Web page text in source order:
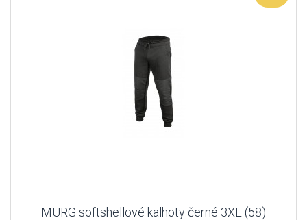
MURG softshellové kalhoty černé 3XL (58)